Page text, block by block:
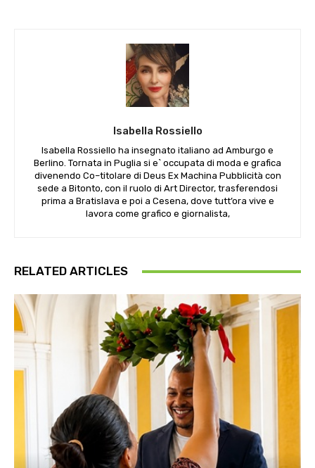
Isabella Rossiello
Isabella Rossiello ha insegnato italiano ad Amburgo e
Berlino. Tornata in Puglia si e` occupata di moda e grafica
divenendo Co–titolare di Deus Ex Machina Pubblicità con
sede a Bitonto, con il ruolo di Art Director, trasferendosi
prima a Bratislava e poi a Cesena, dove tutt’ora vive e
lavora come grafico e giornalista,
RELATED ARTICLES